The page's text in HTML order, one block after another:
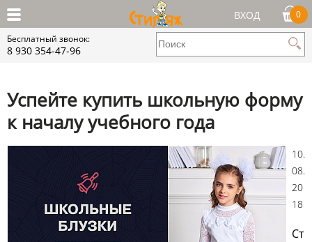
ВХОД 0
Бесплатный звонок:
8 930 354-47-96
Успейте купить школьную форму
к началу учебного года
10.
08.
20
18
Ст